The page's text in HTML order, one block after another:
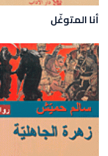
أنا المتوغّل